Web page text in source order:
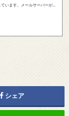
います。メールサーバーが正
シェア